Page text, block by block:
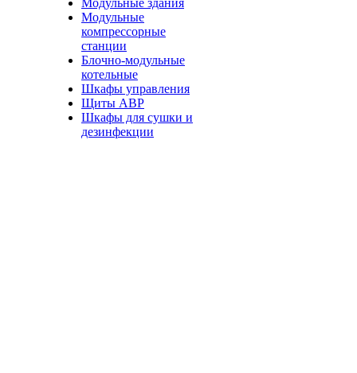
Модульные здания
Модульные
компрессорные
станции
Блочно-модульные
котельные
Шкафы управления
Щиты АВР
Шкафы для сушки и
дезинфекции